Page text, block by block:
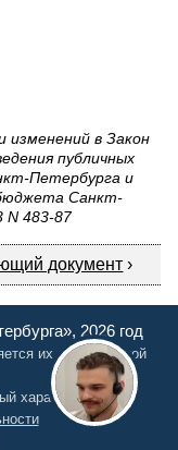
изменений в Закон
публичных
Петербурга и
Санкт-
N 483-87
документ ›
2026 год
их официальной
характер